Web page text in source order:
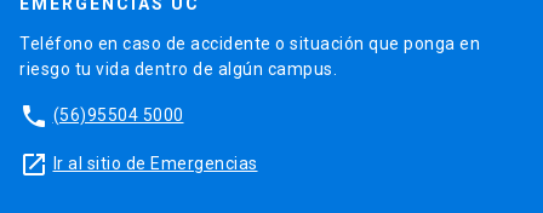
Teléfono en caso de accidente o situación que ponga en
riesgo tu vida dentro de algún campus.
phone (56)95504 5000
launch Ir al sitio de Emergencias